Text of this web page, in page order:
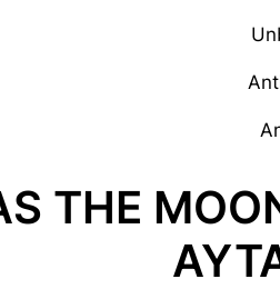
THE